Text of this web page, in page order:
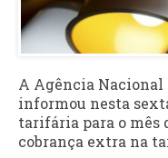
A Agência Nacional
informou nesta
tarifária para o mês
cobrança extra na